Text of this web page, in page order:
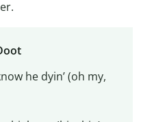
he dyin’ (oh my,